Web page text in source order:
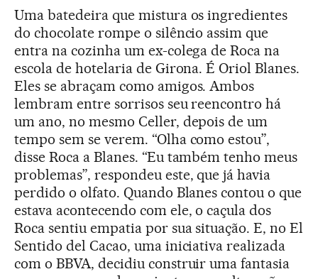
Uma batedeira que mistura os ingredientes
do chocolate rompe o silêncio assim que
entra na cozinha um ex-colega de Roca na
escola de hotelaria de Girona. É Oriol Blanes.
Eles se abraçam como amigos. Ambos
lembram entre sorrisos seu reencontro há
um ano, no mesmo Celler, depois de um
tempo sem se verem. “Olha como estou”,
disse Roca a Blanes. “Eu também tenho meus
problemas”, respondeu este, que já havia
perdido o olfato. Quando Blanes contou o que
estava acontecendo com ele, o caçula dos
Roca sentiu empatia por sua situação. E, no El
Sentido del Cacao, uma iniciativa realizada
com o BBVA, decidiu construir uma fantasia